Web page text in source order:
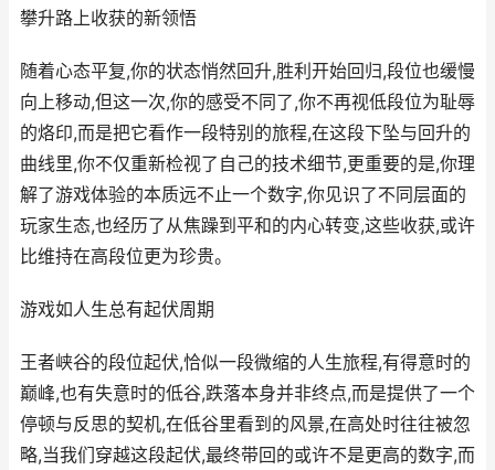
攀升路上收获的新领悟
随着心态平复,你的状态悄然回升,胜利开始回归,段位也缓慢
向上移动,但这一次,你的感受不同了,你不再视低段位为耻辱
的烙印,而是把它看作一段特别的旅程,在这段下坠与回升的
曲线里,你不仅重新检视了自己的技术细节,更重要的是,你理
解了游戏体验的本质远不止一个数字,你见识了不同层面的
玩家生态,也经历了从焦躁到平和的内心转变,这些收获,或许
比维持在高段位更为珍贵。
游戏如人生总有起伏周期
王者峡谷的段位起伏,恰似一段微缩的人生旅程,有得意时的
巅峰,也有失意时的低谷,跌落本身并非终点,而是提供了一个
停顿与反思的契机,在低谷里看到的风景,在高处时往往被忽
略,当我们穿越这段起伏,最终带回的或许不是更高的数字,而